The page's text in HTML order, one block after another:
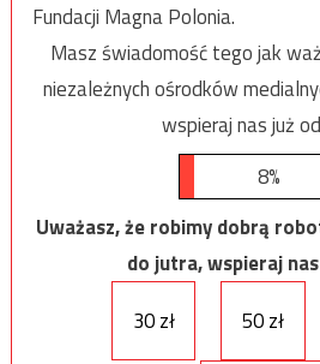
Fundacji Magna Polonia.
Masz świadomość tego jak
niezależnych ośrodków
wspieraj nas już
8%
Uważasz, że robimy dobrą
do jutra, wspieraj
30 zł
50 zł